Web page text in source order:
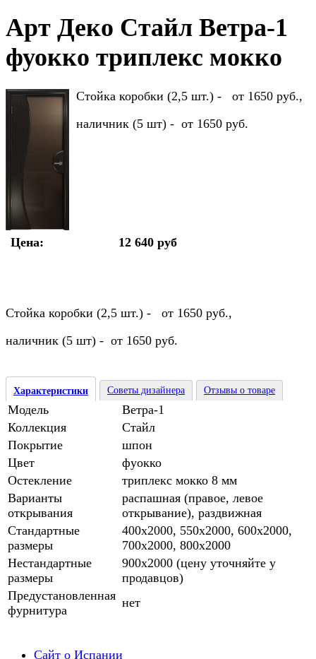
Арт Деко Стайл Ветра-1
фуокко триплекс мокко
Стойка коробки (2,5 шт.) - от 1650 руб.,
наличник (5 шт) - от 1650 руб.
Цена: 12 640 руб
Стойка коробки (2,5 шт.) - от 1650 руб.,
наличник (5 шт) - от 1650 руб.
Характеристики Советы дизайнера Отзывы о товаре
Модель
Ветра-1
Коллекция
Стайл
Покрытие
шпон
Цвет
фуокко
Остекление
триплекс мокко 8 мм
Варианты
открывания
распашная (правое, левое
открывание), раздвижная
Стандартные
размеры
400х2000, 550х2000, 600х2000,
700х2000, 800х2000
Нестандартные
размеры
900х2000 (цену уточняйте у
продавцов)
Предустановленная
фурнитура
нет
Сайт о Испании